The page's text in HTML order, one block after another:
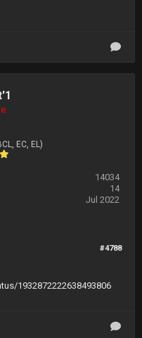
EC, EL)
14034
14
Jul 2022
#4788
1932872222638493806